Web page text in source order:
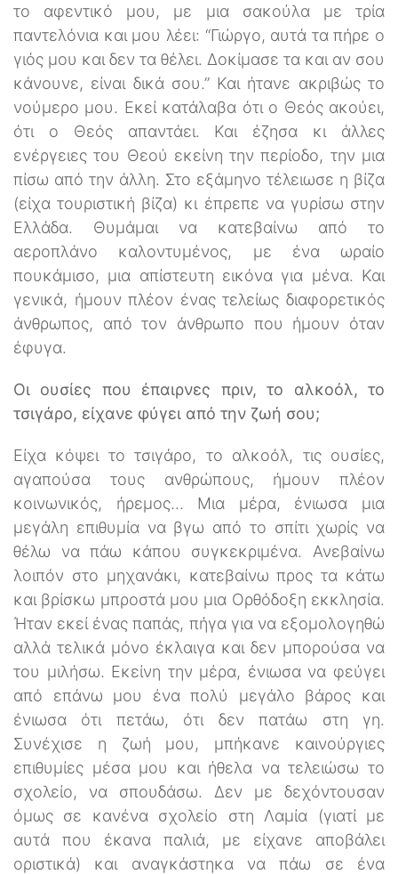
το αφεντικό μου, με μια σακούλα με τρία
παντελόνια και μου λέει: “Γιώργο, αυτά τα πήρε ο
γιός μου και δεν τα θέλει. Δοκίμασε τα και αν σου
κάνουνε, είναι δικά σου.” Και ήτανε ακριβώς το
νούμερο μου. Εκεί κατάλαβα ότι ο Θεός ακούει,
ότι ο Θεός απαντάει. Και έζησα κι άλλες
ενέργειες του Θεού εκείνη την περίοδο, την μια
πίσω από την άλλη. Στο εξάμηνο τέλειωσε η βίζα
(είχα τουριστική βίζα) κι έπρεπε να γυρίσω στην
Ελλάδα. Θυμάμαι να κατεβαίνω από το
αεροπλάνο καλοντυμένος, με ένα ωραίο
πουκάμισο, μια απίστευτη εικόνα για μένα. Και
γενικά, ήμουν πλέον ένας τελείως διαφορετικός
άνθρωπος, από τον άνθρωπο που ήμουν όταν
έφυγα.
Οι ουσίες που έπαιρνες πριν, το αλκοόλ, το
τσιγάρο, είχανε φύγει από την ζωή σου;
Είχα κόψει το τσιγάρο, το αλκοόλ, τις ουσίες,
αγαπούσα τους ανθρώπους, ήμουν πλέον
κοινωνικός, ήρεμος... Μια μέρα, ένιωσα μια
μεγάλη επιθυμία να βγω από το σπίτι χωρίς να
θέλω να πάω κάπου συγκεκριμένα. Ανεβαίνω
λοιπόν στο μηχανάκι, κατεβαίνω προς τα κάτω
και βρίσκω μπροστά μου μια Ορθόδοξη εκκλησία.
Ήταν εκεί ένας παπάς, πήγα για να εξομολογηθώ
αλλά τελικά μόνο έκλαιγα και δεν μπορούσα να
του μιλήσω. Εκείνη την μέρα, ένιωσα να φεύγει
από επάνω μου ένα πολύ μεγάλο βάρος και
ένιωσα ότι πετάω, ότι δεν πατάω στη γη.
Συνέχισε η ζωή μου, μπήκανε καινούργιες
επιθυμίες μέσα μου και ήθελα να τελειώσω το
σχολείο, να σπουδάσω. Δεν με δεχόντουσαν
όμως σε κανένα σχολείο στη Λαμία (γιατί με
αυτά που έκανα παλιά, με είχανε αποβάλει
οριστικά) και αναγκάστηκα να πάω σε ένα